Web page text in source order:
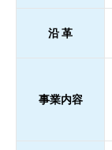
沿 革
事業内容